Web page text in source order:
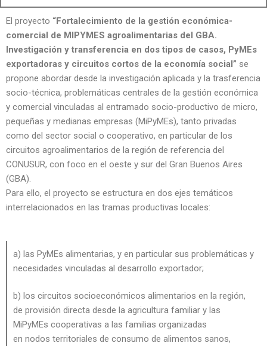
El proyecto “Fortalecimiento de la gestión económica-
comercial de MIPYMES agroalimentarias del GBA.
Investigación y transferencia en dos tipos de casos, PyMEs
exportadoras y circuitos cortos de la economía social” se
propone abordar desde la investigación aplicada y la trasferencia
socio-técnica, problemáticas centrales de la gestión económica
y comercial vinculadas al entramado socio-productivo de micro,
pequeñas y medianas empresas (MiPyMEs), tanto privadas
como del sector social o cooperativo, en particular de los
circuitos agroalimentarios de la región de referencia del
CONUSUR, con foco en el oeste y sur del Gran Buenos Aires
(GBA).
Para ello, el proyecto se estructura en dos ejes temáticos
interrelacionados en las tramas productivas locales:
a) las PyMEs alimentarias, y en particular sus problemáticas y
necesidades vinculadas al desarrollo exportador;
b) los circuitos socioeconómicos alimentarios en la región,
de provisión directa desde la agricultura familiar y las
MiPyMEs cooperativas a las familias organizadas
en nodos territoriales de consumo de alimentos sanos,